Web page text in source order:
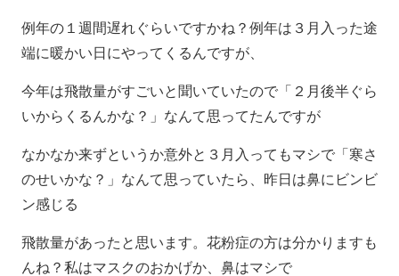
例年の１週間遅れぐらいですかね？例年は３月入った途
端に暖かい日にやってくるんですが、
今年は飛散量がすごいと聞いていたので「２月後半ぐら
いからくるんかな？」なんて思ってたんですが
なかなか来ずというか意外と３月入ってもマシで「寒さ
のせいかな？」なんて思っていたら、昨日は鼻にビンビ
ン感じる
飛散量があったと思います。花粉症の方は分かりますも
んね？私はマスクのおかげか、鼻はマシで